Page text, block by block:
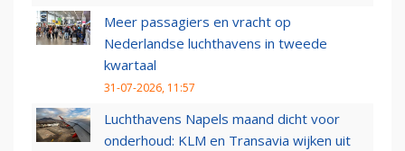
Meer passagiers en vracht op
Nederlandse luchthavens in tweede
kwartaal
31-07-2026, 11:57
Luchthavens Napels maand dicht voor
onderhoud: KLM en Transavia wijken uit